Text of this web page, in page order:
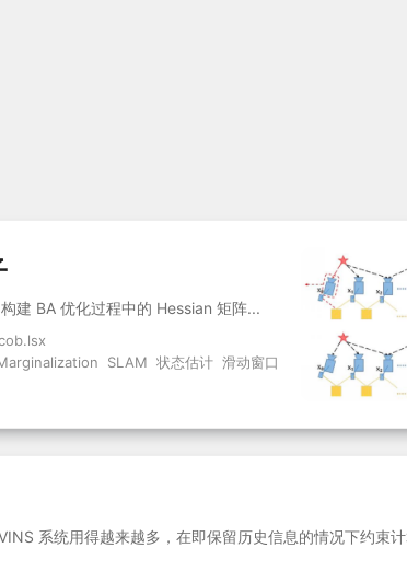
建 BA 优化过程中的 Hessian 矩阵...
SLAM 状态估计 滑动窗口
系统用得越来越多，在即保留历史信息的情况下约束